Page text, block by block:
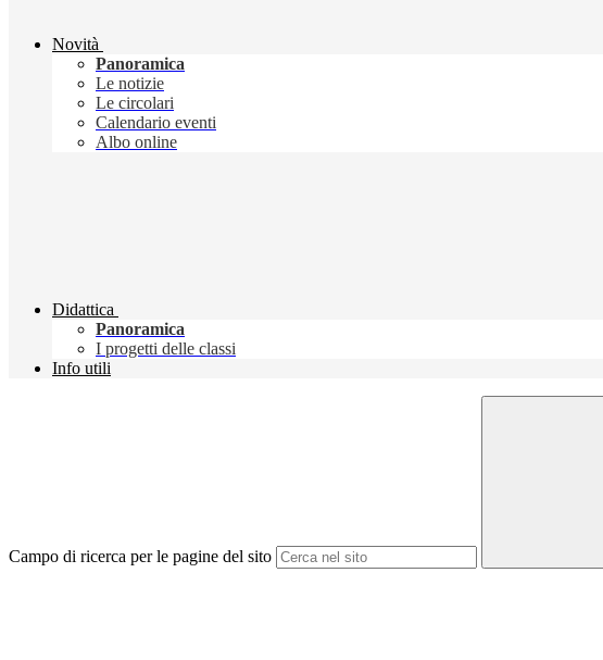
Novità
Panoramica
Le notizie
Le circolari
Calendario eventi
Albo online
Didattica
Panoramica
I progetti delle classi
Info utili
Campo di ricerca per le pagine del sito